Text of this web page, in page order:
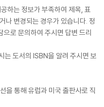
하는 정보가 부족하여 제목, 표
나 변경되는 경우가 있습니다. 정
로 문의하여 주시면 답변 드리
는 도서의 ISBN을 알려 주시면 보
을 통해 유럽과 미국 출판사로 직